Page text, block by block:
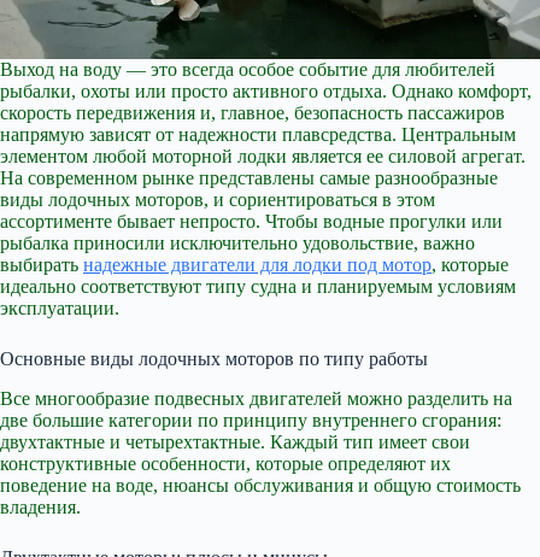
Выход на воду — это всегда особое событие для любителей
рыбалки, охоты или просто активного отдыха. Однако комфорт,
скорость передвижения и, главное, безопасность пассажиров
напрямую зависят от надежности плавсредства. Центральным
элементом любой моторной лодки является ее силовой агрегат.
На современном рынке представлены самые разнообразные
виды лодочных моторов, и сориентироваться в этом
ассортименте бывает непросто. Чтобы водные прогулки или
рыбалка приносили исключительно удовольствие, важно
выбирать надежные двигатели для лодки под мотор, которые
идеально соответствуют типу судна и планируемым условиям
эксплуатации.
Основные виды лодочных моторов по типу работы
Все многообразие подвесных двигателей можно разделить на
две большие категории по принципу внутреннего сгорания:
двухтактные и четырехтактные. Каждый тип имеет свои
конструктивные особенности, которые определяют их
поведение на воде, нюансы обслуживания и общую стоимость
владения.